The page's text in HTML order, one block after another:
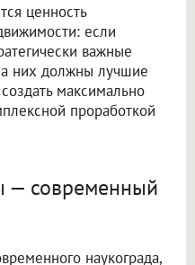
ценность
если
важные
них должны лучшие
максимально
проработкой
— современный
наукограда,